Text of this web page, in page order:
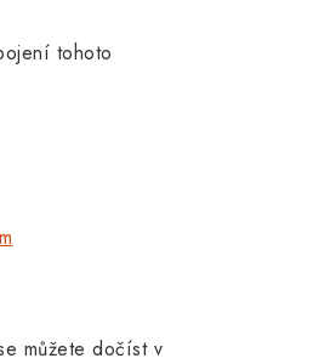
tohoto
můžete dočíst v